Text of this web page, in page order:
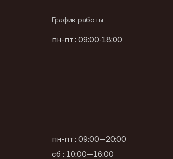
График работы
пн-пт : 09:00-18:00
пн-пт : 09:00—20:00
сб : 10:00—16:00